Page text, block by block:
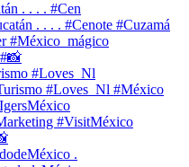
. . . . #Cen
#Loves_Nl
.